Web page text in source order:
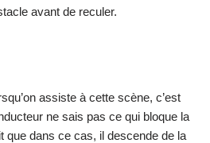
avant de reculer.
assiste à cette scène, c’est
ne sais pas ce qui bloque la
que dans ce cas, il descende de la